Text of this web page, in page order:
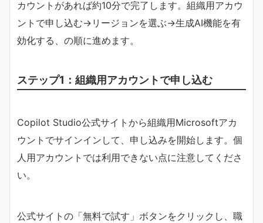
カウントがあれば約10分で完了します。組織用アカウ
ントで申し込む→リージョンを選ぶ→生成AI機能を有
効化する、の順に進めます。
ステップ1：組織用アカウントで申し込む
Copilot Studio公式サイトから組織用Microsoftアカ
ウントでサインインして、申し込みを開始します。個
人用アカウントでは利用できない点に注意してくださ
い。
公式サイトの「無料で試す」ボタンをクリックし、職